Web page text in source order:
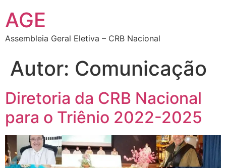
AGE
Assembleia Geral Eletiva – CRB Nacional
Autor: Comunicação
Diretoria da CRB Nacional
para o Triênio 2022-2025